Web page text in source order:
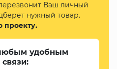
Ваш личный
нужный товар.
проекту.
удобным